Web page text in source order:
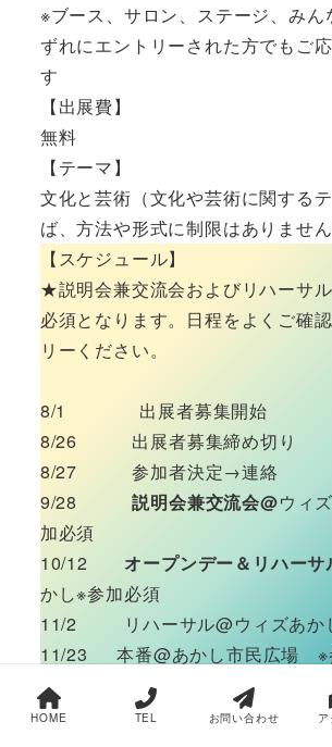
※ブース、サロン、ステージ、みん
ずれにエントリーされた方でもご
す
【出展費】
無料
【テーマ】
文化と芸術（文化や芸術に関する
ば、方法や形式に制限はありません
【スケジュール】
★説明会兼交流会およびリハーサ
必須となります。日程をよくご確
リーください。
8/1 出展者募集開始
8/26 出展者募集締め切り
8/27 参加者決定→連絡
9/28説明会兼交流会@ウィ
加必須
10/12 オープンデー＆リハーサ
かし※参加必須
11/2 リハーサル@ウィズあか
11/23 本番@あかし市民広場 ※
トップに戻る
お問い合わせ
HOME TEL お問い合わせ